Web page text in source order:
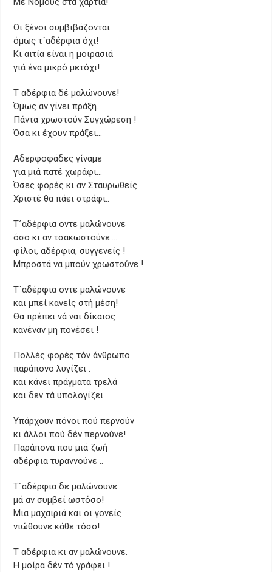
Οι ξένοι συμβιβάζονται
όμως τ´αδέρφια όχι!
Κι αιτία είναι η μοιρασιά
γιά ένα μικρό μετόχι!
Τ αδέρφια δέ μαλώνουνε!
Όμως αν γίνει πράξη.
Πάντα χρωστούν Συγχώρεση !
Όσα κι έχουν πράξει…
Αδερφοφάδες γίναμε
για μιά πατέ χωράφι…
Όσες φορές κι αν Σταυρωθείς
Χριστέ θα πάει στράφι..
Τ´αδέρφια οντε μαλώνουνε
όσο κι αν τσακωστούνε….
φίλοι, αδέρφια, συγγενείς !
Μπροστά να μπούν χρωστούνε !
Τ´αδέρφια οντε μαλώνουνε
και μπεί κανείς στή μέση!
Θα πρέπει νά ναι δίκαιος
κανέναν μη πονέσει !
Πολλές φορές τόν άνθρωπο
παράπονο λυγίζει .
και κάνει πράγματα τρελά
και δεν τά υπολογίζει.
Υπάρχουν πόνοι πού περνούν
κι άλλοι πού δέν περνούνε!
Παράπονα που μιά ζωή
αδέρφια τυραννούνε ..
Τ´αδέρφια δε μαλώνουνε
μά αν συμβεί ωστόσο!
Μια μαχαιριά και οι γονείς
νιώθουνε κάθε τόσο!
Τ αδέρφια κι αν μαλώνουνε.
Η μοίρα δέν τό γράφει !